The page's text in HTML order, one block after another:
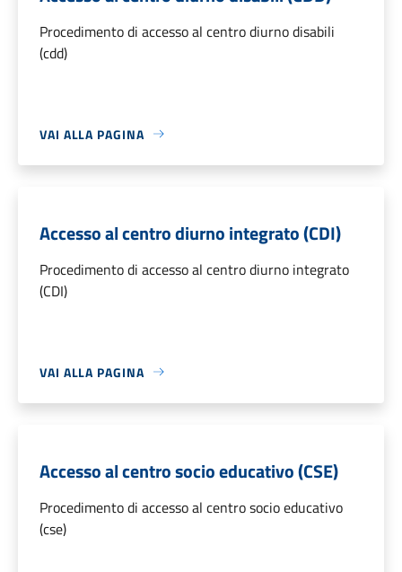
Procedimento di accesso al centro diurno disabili
(cdd)
VAI ALLA PAGINA
Accesso al centro diurno integrato (CDI)
Procedimento di accesso al centro diurno integrato
(CDI)
VAI ALLA PAGINA
Accesso al centro socio educativo (CSE)
Procedimento di accesso al centro socio educativo
(cse)